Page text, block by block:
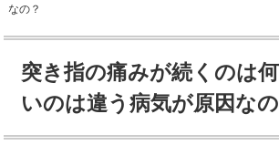
なの？
突き指の痛みが続くのは
いのは違う病気が原因なの